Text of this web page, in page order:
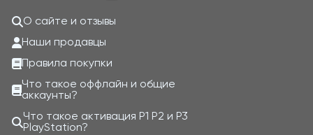
О сайте и отзывы
Наши продавцы
Правила покупки
Что такое оффлайн и общие
аккаунты?
Что такое активация P1 P2 и P3
PlayStation?